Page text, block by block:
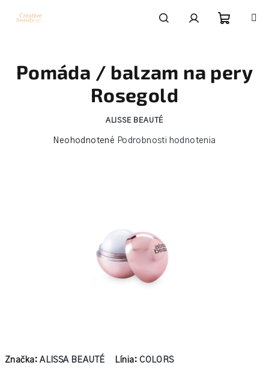
košík
Značka:ALISSA BEAUTÉ Línia: COLORS
Pomáda / balzam na pery
Rosegold
ALISSE BEAUTÉ
Priemerné
Neohodnotené Podrobnosti hodnotenia